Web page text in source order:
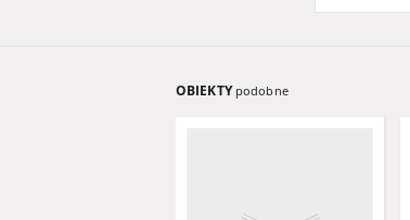
OBIEKTY podobne